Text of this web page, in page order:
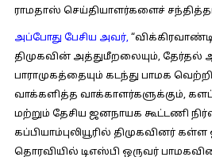
ராமதாஸ் செய்தியாளர்களைச்
அப்போது பேசிய அவர்,
திமுகவின் அத்துமீறலையும்,
பாராமுகத்தையும் கடந்து பாமக வெற்றி
வாக்களித்த வாக்காளர்களுக்கும்,
மற்றும் தேசிய ஜனநாயக கூட்டணி
கப்பியாம்புலியூரில் திமுகவினர்
தொரவியில் டிஎஸ்பி ஒருவர்